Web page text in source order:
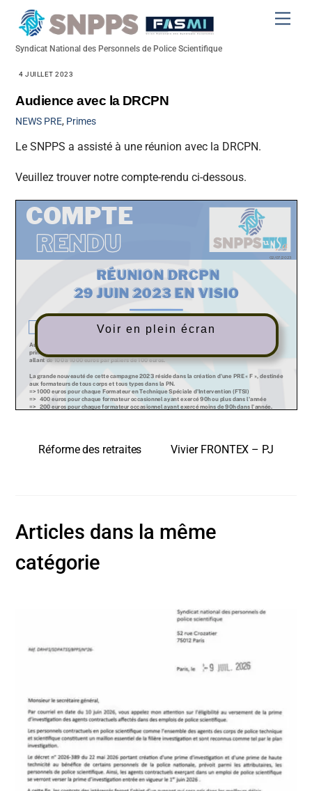
Syndicat National des Personnels de Police Scientifique
4 JUILLET 2023
Audience avec la DRCPN
NEWS PRE, Primes
Le SNPPS a assisté à une réunion avec la DRCPN.
Veuillez trouver notre compte-rendu ci-dessous.
Voir en plein écran
Réforme des retraites Vivier FRONTEX – PJ
Articles dans la même
catégorie